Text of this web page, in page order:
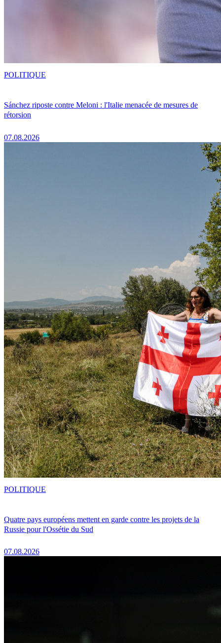
Sánchez riposte contre Meloni : l'Italie menacée de mesures de
rétorsion
07.08.2026
POLITIQUE
Quatre pays européens mettent en garde contre les projets de la
Russie pour l'Ossétie du Sud
07.08.2026
POLITIQUE